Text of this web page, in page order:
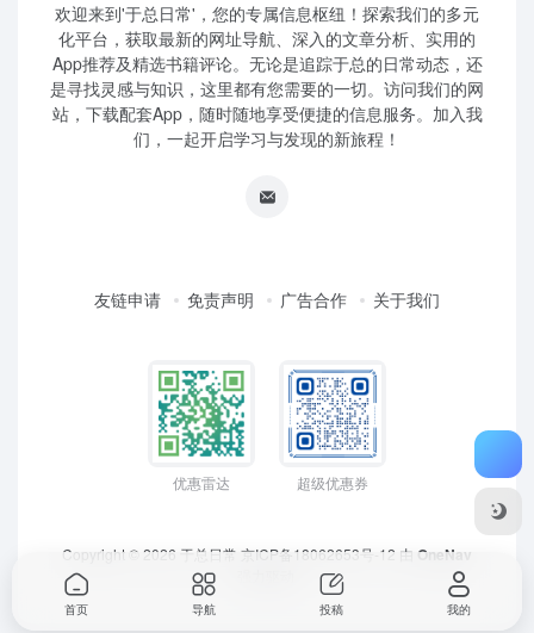
欢迎来到'于总日常'，您的专属信息枢纽！探索我们的多元
化平台，获取最新的网址导航、深入的文章分析、实用的
App推荐及精选书籍评论。无论是追踪于总的日常动态，还
是寻找灵感与知识，这里都有您需要的一切。访问我们的网
站，下载配套App，随时随地享受便捷的信息服务。加入我
们，一起开启学习与发现的新旅程！
友链申请 免责声明 广告合作 关于我们
优惠雷达 超级优惠券
Copyright © 2026 于总日常 京ICP备18062653号-12 由 OneNav
首页 导航 投稿 我的